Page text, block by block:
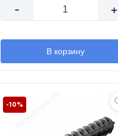
- +
В корзину
-10%